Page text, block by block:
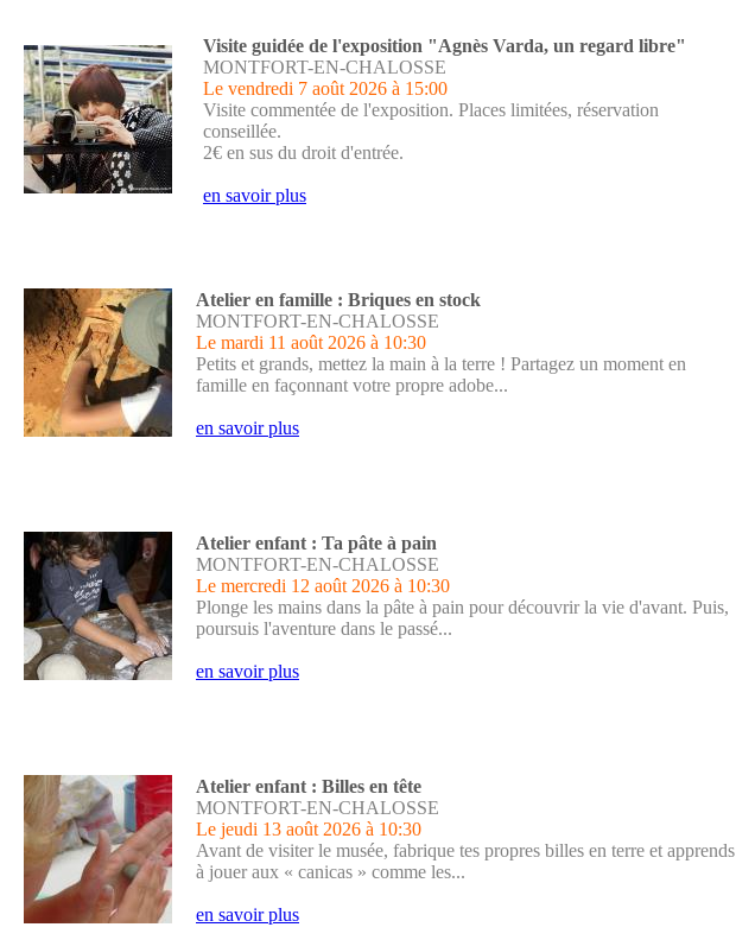
Visite guidée de l'exposition "Agnès Varda, un regard libre"
MONTFORT-EN-CHALOSSE
Le vendredi 7 août 2026 à 15:00
Visite commentée de l'exposition. Places limitées, réservation
conseillée.
2€ en sus du droit d'entrée.
en savoir plus
Atelier en famille : Briques en stock
MONTFORT-EN-CHALOSSE
Le mardi 11 août 2026 à 10:30
Petits et grands, mettez la main à la terre ! Partagez un moment en
famille en façonnant votre propre adobe...
en savoir plus
Atelier enfant : Ta pâte à pain
MONTFORT-EN-CHALOSSE
Le mercredi 12 août 2026 à 10:30
Plonge les mains dans la pâte à pain pour découvrir la vie d'avant. Puis,
poursuis l'aventure dans le passé...
en savoir plus
Atelier enfant : Billes en tête
MONTFORT-EN-CHALOSSE
Le jeudi 13 août 2026 à 10:30
Avant de visiter le musée, fabrique tes propres billes en terre et apprends
à jouer aux « canicas » comme les...
en savoir plus